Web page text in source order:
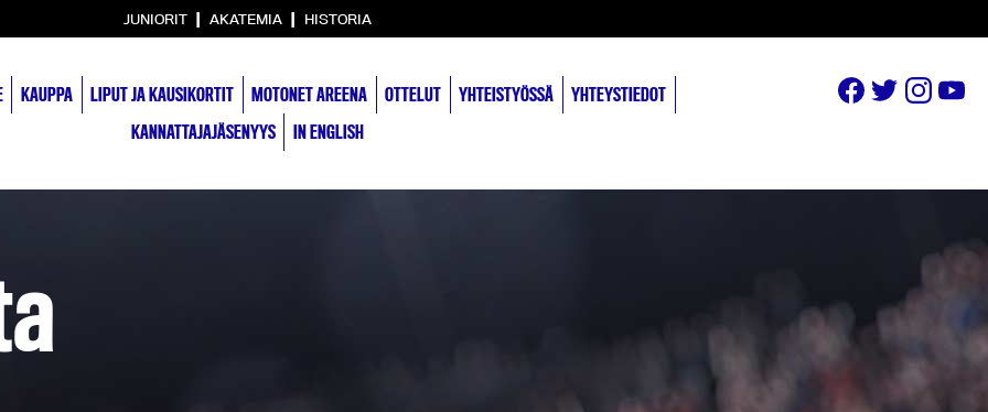
JUNIORIT | AKATEMIA | HISTORIA
KAUPPA LIPUT JA KAUSIKORTIT MOTONET AREENA OTTELUT YHTEISTYÖSSÄ
YHTEYSTIEDOT
KANNATTAJAJÄSENYYS
IN ENGLISH